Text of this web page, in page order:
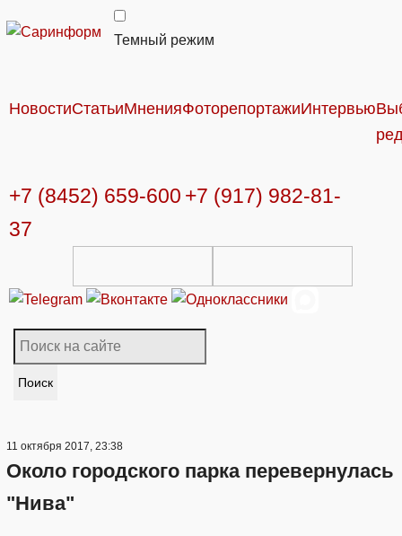
Темный режим
НовостиСтатьиМненияФоторепортажиИнтервью
+7 (8452) 659-600 +7 (917) 982-81-
37
Поиск
11 октября 2017, 23:38
Около городского парка перевернулась
"Нива"